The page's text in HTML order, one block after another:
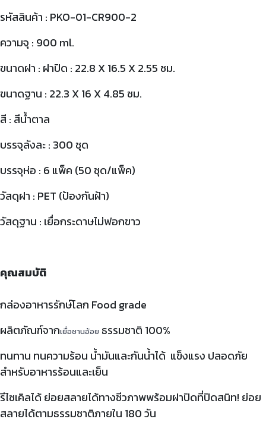
รหัสสินค้า : PKO-01-CR900-2
ความจุ : 900 ml.
ขนาดฝา : ฝาปิด : 22.8 X 16.5 X 2.55 ซม.
ขนาดฐาน : 22.3 X 16 X 4.85 ซม.
สี : สีน้ำตาล
บรรจุลังละ : 300 ชุด
บรรจุห่อ : 6 แพ็ค (50 ชุด/แพ็ค)
วัสดุฝา : PET (ป้องกันฝ้า)
วัสดุฐาน : เยื่อกระดาษไม่ฟอกขาว
คุณสมบัติ
กล่องอาหารรักษ์โลก Food grade
ผลิตภัณฑ์จากเยื่อชานอ้อย ธรรมชาติ 100%
ทนทาน ทนความร้อน น้ำมันและกันน้ำได้ แข็งแรง ปลอดภัย
สำหรับอาหารร้อนและเย็น
รีไซเคิลได้ ย่อยสลายได้ทางชีวภาพพร้อมฝาปิดที่ปิดสนิท! ย่อย
สลายได้ตามธรรมชาติภายใน 180 วัน